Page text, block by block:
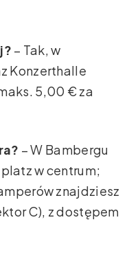
– Tak, w
Konzerthalle
5,00 € za
– W Bambergu
w centrum;
znajdziesz
C), z dostępem